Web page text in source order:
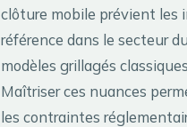
clôture mobile prévient les
référence dans le secteur
modèles grillagés
Maîtriser ces nuances
les contraintes